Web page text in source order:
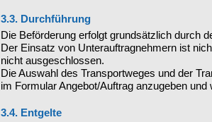
3.3. Durchführung
Die Beförderung erfolgt grundsätzlich durch
Der Einsatz von Unterauftragnehmern ist
nicht ausgeschlossen.
Die Auswahl des Transportweges und der
im Formular Angebot/Auftrag anzugeben
3.4. Entgelte